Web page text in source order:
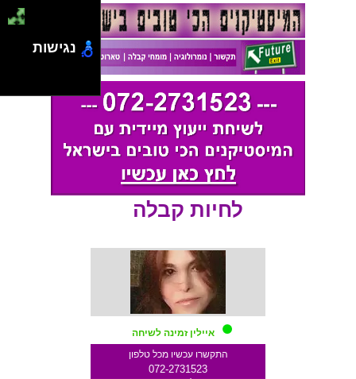
לחיות קבלה
איילין זמינה לשיחה
התקשרו עכשיו מכל טלפון
072-2731523
נגישות